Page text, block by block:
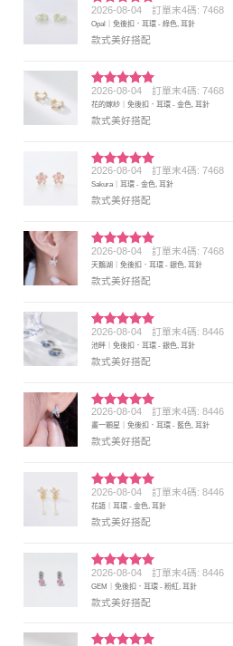
評分5 滿
分 5
2026-08-04 訂單末4碼: 7468
Opal｜免後扣．耳環 - 綠色, 耳針
款式美好搭配
評分5 滿
分 5
2026-08-04 訂單末4碼: 7468
花的嫁紗｜免後扣．耳環 - 金色, 耳針
款式美好搭配
評分5 滿
分 5
2026-08-04 訂單末4碼: 7468
Sakura｜耳環 - 金色, 耳針
款式美好搭配
評分5 滿
分 5
2026-08-04 訂單末4碼: 7468
天鵝湖｜免後扣．耳環 - 銀色, 耳針
款式美好搭配
評分5 滿
分 5
2026-08-04 訂單末4碼: 8446
池畔｜免後扣．耳環 - 銀色, 耳針
款式美好搭配
評分5 滿
分 5
2026-08-04 訂單末4碼: 8446
畫一顆星｜免後扣．耳環 - 藍色, 耳針
款式美好搭配
評分5 滿
分 5
2026-08-04 訂單末4碼: 8446
花語｜耳環 - 金色, 耳針
款式美好搭配
評分5滿
分 5
2026-08-04 訂單末4碼: 8446
GEM｜免後扣．耳環 - 粉紅, 耳針
款式美好搭配